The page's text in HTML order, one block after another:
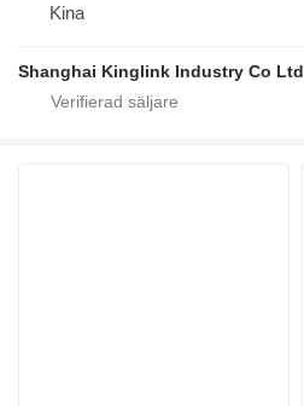
Kina
Shanghai Kinglink Industry Co Ltd